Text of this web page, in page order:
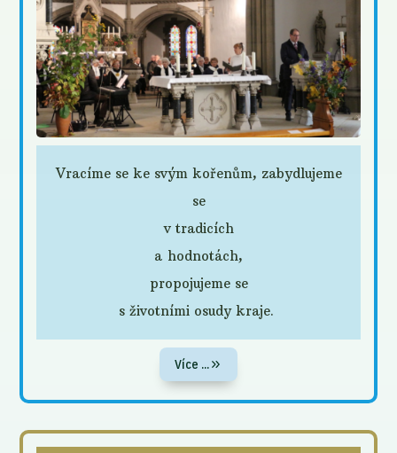
Vracíme se ke svým kořenům, zabydlujeme
se
v tradicích
a hodnotách,
propojujeme se
s životními osudy kraje.
Více ...